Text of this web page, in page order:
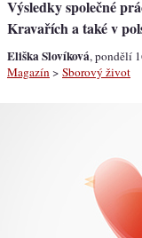
Výsledky společné
Kravařích a také v
Eliška Slovíková, pondělí
Magazín > Sborový život